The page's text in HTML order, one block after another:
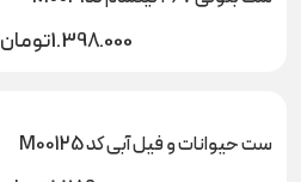
1.398.000تومان
ست حیوانات و فیل آبی کد M00125